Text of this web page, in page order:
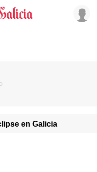
en Galicia